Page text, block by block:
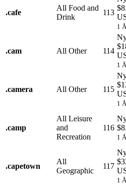
.cafe
All Food and
Drink
113
1
.cam All Other 114
1
.camera All Other 115
1
.camp
All Leisure
and
Recreation
116
1
.capetown
All
Geographic
117
1